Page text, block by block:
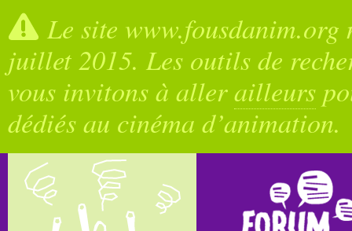
Le site
juillet 2015. Les outils de
vous invitons à allerailleurs
dédiés au cinéma d’animation.